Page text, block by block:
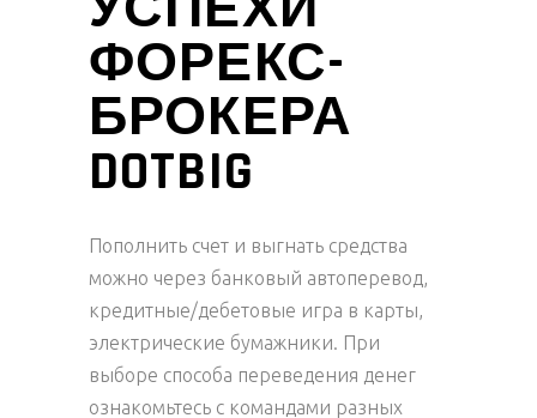
ФОРЕКС-
БРОКЕРА
DOTBIG
Пополнить счет и выгнать средства
можно через банковый автоперевод,
кредитные/дебетовые игра в карты,
электрические бумажники. При
выборе способа переведения денег
ознакомьтесь с командами разных